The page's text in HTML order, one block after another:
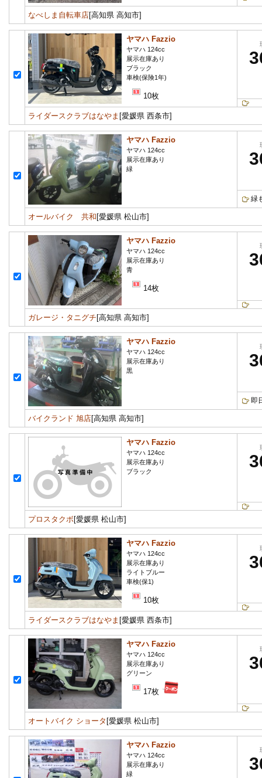
なべしま自転車店[高知県 高知市]
ヤマハ Fazzio
ヤマハ 124cc
展示在庫あり
ブラック
車検(保険1年)
10枚
ライダースクラブはなやま [愛媛県 西条市]
ヤマハ Fazzio
ヤマハ 124cc
展示在庫あり
緑
緑
オールバイク 共和 [愛媛県 松山市]
ヤマハ Fazzio
ヤマハ 124cc
展示在庫あり
青
14枚
ガレージ・タニグチ [高知県 高知市]
ヤマハ Fazzio
ヤマハ 124cc
展示在庫あり
黒
即
バイクランド 旭店[高知県 高知市]
ヤマハ Fazzio
ヤマハ 124cc
展示在庫あり
ブラック
プロスタクボ[愛媛県 松山市]
ヤマハ Fazzio
ヤマハ 124cc
展示在庫あり
ライトブルー
車検(保1)
10枚
ライダースクラブはなやま [愛媛県 西条市]
ヤマハ Fazzio
ヤマハ 124cc
展示在庫あり
グリーン
17枚
オートバイク ショータ [愛媛県 松山市]
ヤマハ Fazzio
ヤマハ 124cc
展示在庫あり
緑